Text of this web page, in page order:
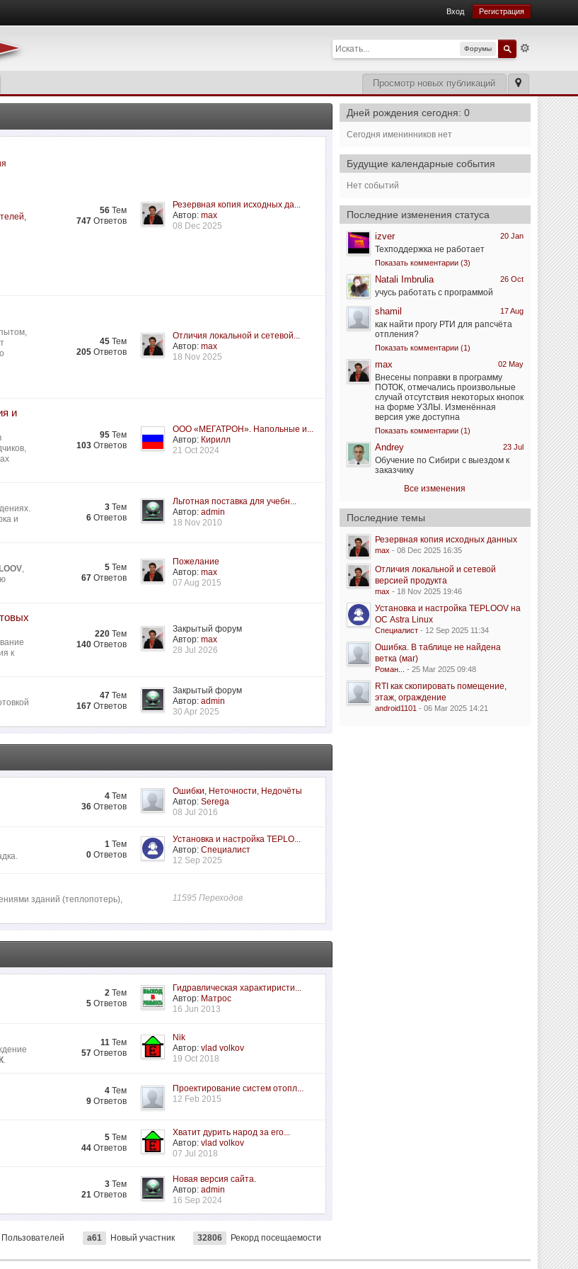
Вход Регистрация
Форумы
Просмотр новых публикаций
56 Тем
747 Ответов
Резервная копия исходных да...
Автор:max
08 Dec 2025
45 Тем
205 Ответов
Отличия локальной и сетевой...
Автор:max
18 Nov 2025
и
95 Тем
103 Ответов
ООО «МЕГАТРОН». Напольные и...
Автор: Кирилл
21 Oct 2024
и
3 Тем
6 Ответов
Льготная поставка для учебн...
Автор:admin
18 Nov 2010
,
5 Тем
67 Ответов
Пожелание
Автор:max
07 Aug 2015
к
220 Тем
140 Ответов
Закрытый форум
Автор:max
28 Jul 2026
47 Тем
167 Ответов
Закрытый форум
Автор:admin
30 Apr 2025
4 Тем
36 Ответов
Ошибки, Неточности, Недочёты
Автор:Serega
08 Jul 2016
1 Тем
0 Ответов
Установка и настройка TEPLO...
Автор:Специалист
12 Sep 2025
зданий (теплопотерь),
11595 Переходов
2 Тем
5 Ответов
Гидравлическая характиристи...
Автор: Матрос
16 Jun 2013
.
11 Тем
57 Ответов
Nik
Автор:vlad volkov
19 Oct 2018
4 Тем
9 Ответов
Проектирование систем отопл...
12 Feb 2015
5 Тем
44 Ответов
Хватит дурить народ за его...
Автор:vlad volkov
07 Jul 2018
3 Тем
21 Ответов
Новая версия сайта.
Автор:admin
16 Sep 2024
Дней рождения сегодня: 0
Сегодня именинников нет
Будущие календарные события
Нет событий
Последние изменения статуса
20 Jan
izver
Техподдержка не работает
Показать комментарии (3)
26 Oct
Natali Imbrulia
учусь работать с программой
17 Aug
shamil
как найти прогу РТИ для рапсчёта
отпления?
Показать комментарии (1)
02 May
max
Внесены поправки в программу
ПОТОК, отмечались произвольные
случай отсутствия некоторых кнопок
на форме УЗЛЫ. Изменённая
версия уже доступна
Показать комментарии (1)
23 Jul
Andrey
Обучение по Сибири с выездом к
заказчику
Все изменения
Последние темы
Резервная копия исходных данных
max - 08 Dec 2025 16:35
Отличия локальной и сетевой
версией продукта
max - 18 Nov 2025 19:46
Установка и настройка TEPLOOV на
ОС Astra Linux
Специалист- 12 Sep 2025 11:34
Ошибка. В таблице не найдена
ветка (маг)
Роман... - 25 Mar 2025 09:48
RTI как скопировать помещение,
этаж, ограждение
android1101 - 06 Mar 2025 14:21
Пользователей a61 Новый участник 32806 Рекорд посещаемости